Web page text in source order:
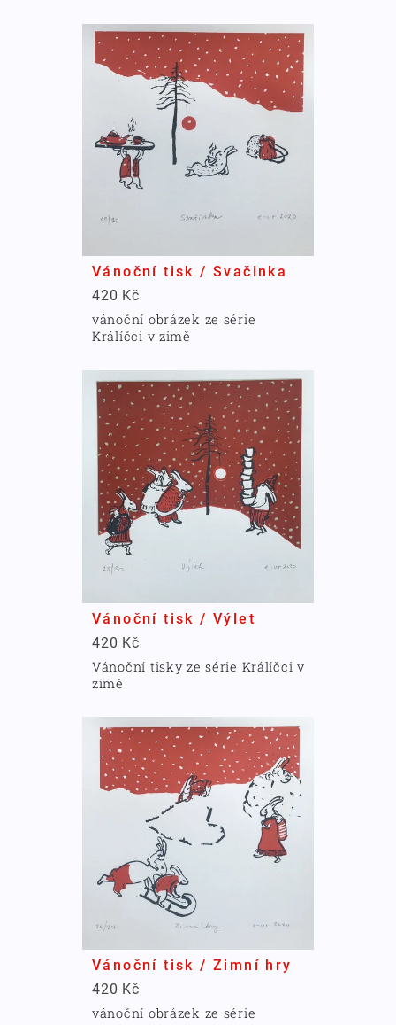
Vánoční tisk / Svačinka
420 Kč
vánoční obrázek ze série
Králíčci v zimě
Vánoční tisk / Výlet
420 Kč
Vánoční tisky ze série Králíčci v
zimě
Vánoční tisk / Zimní hry
420 Kč
vánoční obrázek ze série